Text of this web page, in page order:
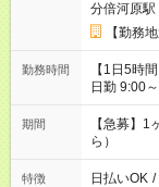
分倍河原駅
【勤務
勤務時間
【1日5時間
日勤 9:00
短 10:00～15:00 上記はあくまで一例です
しておき
間を有効
ね。
期間
【急募】
ら）
特徴 日払いOK /